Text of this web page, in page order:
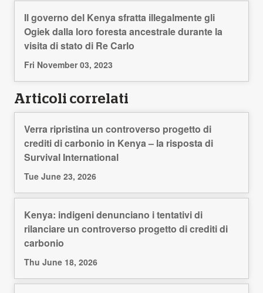
Il governo del Kenya sfratta illegalmente gli
Ogiek dalla loro foresta ancestrale durante la
visita di stato di Re Carlo
Fri November 03, 2023
Articoli correlati
Verra ripristina un controverso progetto di
crediti di carbonio in Kenya – la risposta di
Survival International
Tue June 23, 2026
Kenya: indigeni denunciano i tentativi di
rilanciare un controverso progetto di crediti di
carbonio
Thu June 18, 2026